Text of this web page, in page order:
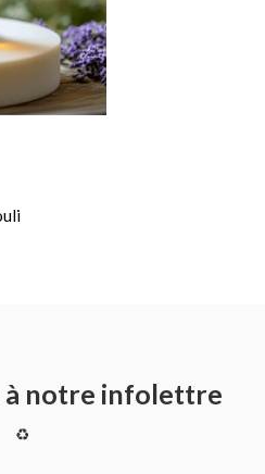
à notre infolettre
♻